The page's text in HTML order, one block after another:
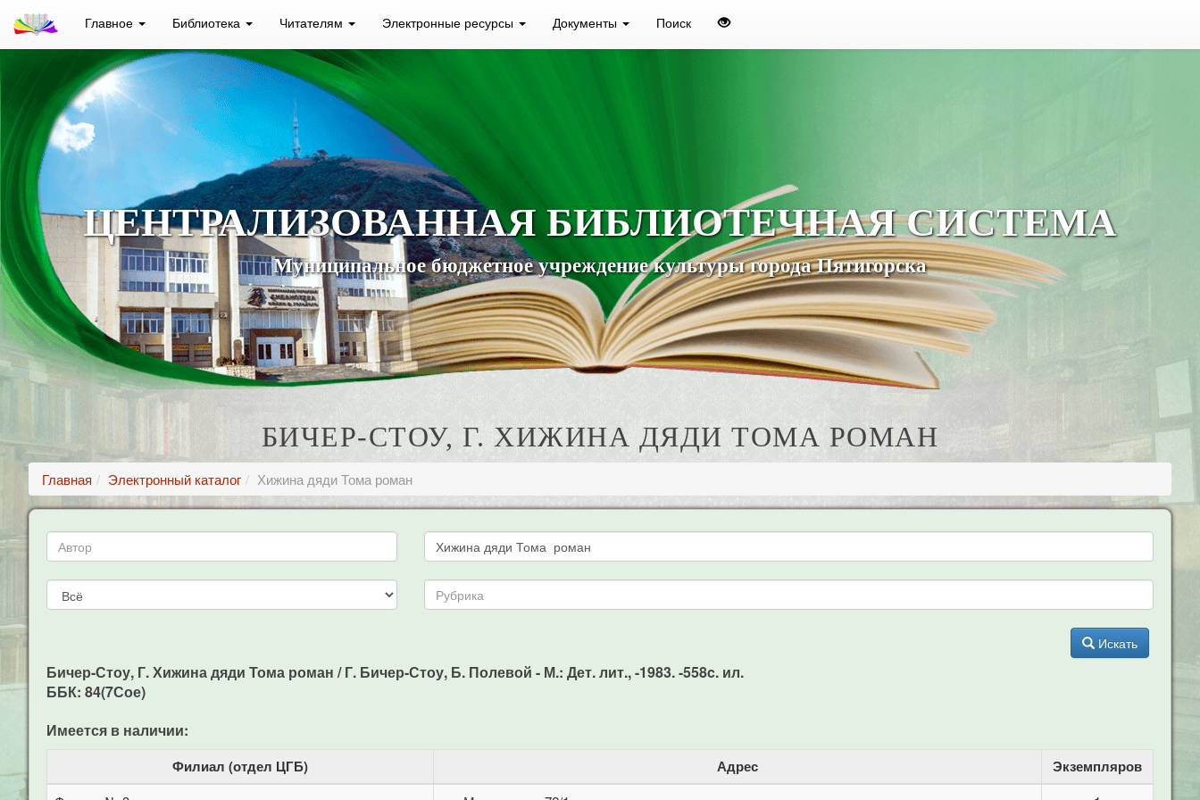
Главное Библиотека Читателям Электронные ресурсы Документы Поиск
ЦЕНТРАЛИЗОВАННАЯ БИБЛИОТЕЧНАЯ СИСТЕМА
Муниципальное бюджетное учреждение культуры города Пятигорска
БИЧЕР-СТОУ, Г. ХИЖИНА ДЯДИ ТОМА РОМАН
Главная Электронный каталог Хижина дяди Тома роман
Искать
Бичер-Стоу, Г. Хижина дяди Тома роман / Г. Бичер-Стоу, Б. Полевой - М.: Дет. лит., -1983. -558c. ил.
ББК: 84(7Сое)
Имеется в наличии:
Филиал (отдел ЦГБ) Адрес Экземпляров